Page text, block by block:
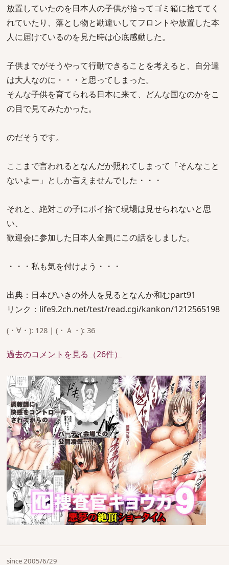
放置していたのを日本人の子供が拾ってゴミ箱に捨ててく
れていたり、落とし物と勘違いしてフロントや放置した本
人に届けているのを見た時は心底感動した。
子供までがそうやって行動できることを考えると、自分達
は大人なのに・・・と思ってしまった。
そんな子供を育てられる日本に来て、どんな国なのかをこ
の目で見てみたかった。
のだそうです。
ここまで言われるとなんだか照れてしまって「そんなこと
ないよー」としか言えませんでした・・・
それと、絶対この子にポイ捨て現場は見せられないと思
い、
歓迎会に参加した日本人全員にこの話をしました。
・・・私も気を付けよう・・・
出典：日本びいきの外人を見るとなんか和むpart91
リンク：life9.2ch.net/test/read.cgi/kankon/1212565198
(・∀・): 128 | (・Ａ・): 36
過去のコメントを見る（26件）
since 2005/6/29